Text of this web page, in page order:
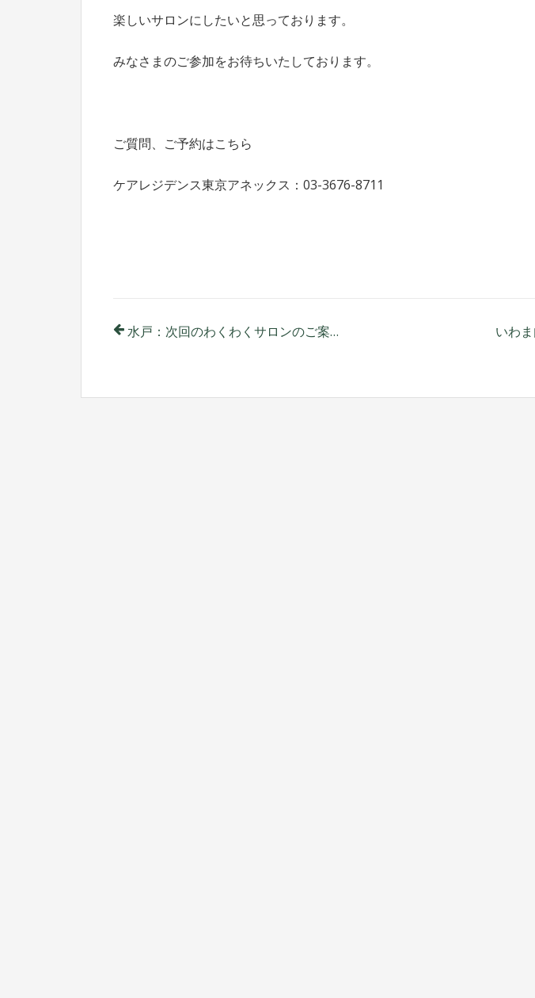
楽しいサロンにしたいと思っております。
みなさまのご参加をお待ちいたしております。
ご質問、ご予約はこちら
ケアレジデンス東京アネックス：03-3676-8711
投
ナ
水戸：次回のわくわくサロンのご案内 いわ